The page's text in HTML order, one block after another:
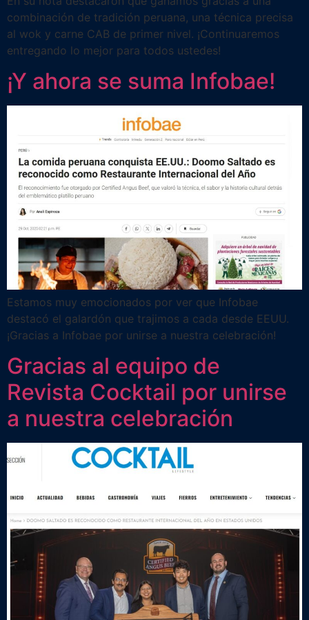
combinación de tradición peruana, una técnica precisa
al wok y carne CAB de primer nivel. ¡Continuaremos
entregando lo mejor para todos ustedes!
¡Y ahora se suma Infobae!
Estamos muy emocionados por ver que Infobae
destacó el galardón que trajimos a cada desde EEUU.
¡Gracias a Infobae por unirse a nuestra celebración!
Gracias al equipo de
Revista Cocktail por unirse
a nuestra celebración